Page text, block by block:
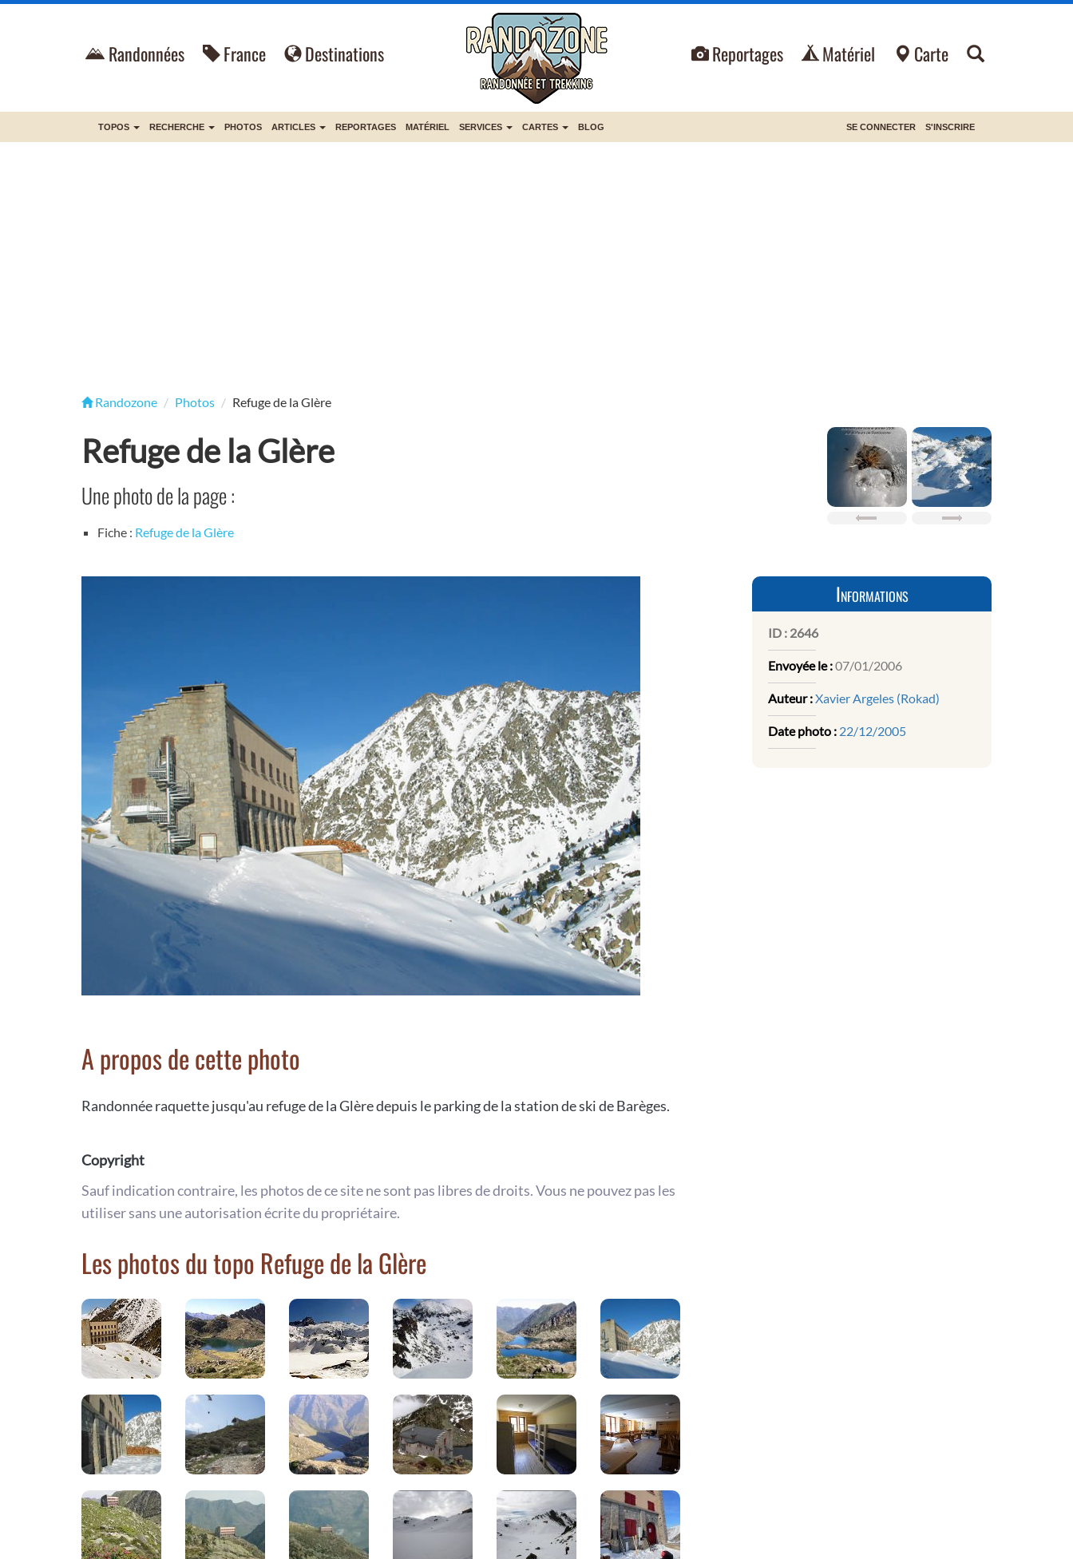
Randonnées France Destinations Reportages Matériel Carte
TOPOS RECHERCHE PHOTOS ARTICLES REPORTAGES MATÉRIEL SERVICES CARTES BLOG SE CONNECTER S'INSCRIRE
Randozone Photos Refuge de la Glère
Refuge de la Glère
Une photo de la page :
Fiche : Refuge de la Glère
A propos de cette photo
Randonnée raquette jusqu'au refuge de la Glère depuis le parking de la station de ski de Barèges.
Copyright
Sauf indication contraire, les photos de ce site ne sont pas libres de droits. Vous ne pouvez pas les
utiliser sans une autorisation écrite du propriétaire.
Les photos du topo Refuge de la Glère
Informations
ID : 2646
Envoyée le :07/01/2006
Auteur :Xavier Argeles (Rokad)
Date photo : 22/12/2005